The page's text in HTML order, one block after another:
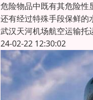
危险物品中既有其危险性
还有经过特殊手段保鲜的
武汉天河机场航空运输托
24-02-22 12:30:02